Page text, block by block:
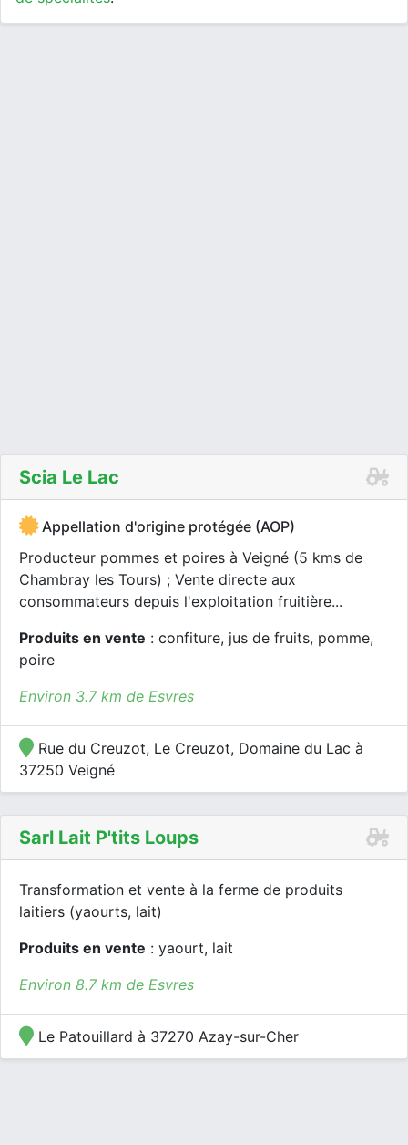
Scia Le Lac
Appellation d'origine protégée (AOP)
Producteur pommes et poires à Veigné (5 kms de
Chambray les Tours) ; Vente directe aux
consommateurs depuis l'exploitation fruitière...
Produits en vente : confiture, jus de fruits, pomme,
poire
Environ 3.7 km de Esvres
Rue du Creuzot, Le Creuzot, Domaine du Lac à
37250 Veigné
Sarl Lait P'tits Loups
Transformation et vente à la ferme de produits
laitiers (yaourts, lait)
Produits en vente : yaourt, lait
Environ 8.7 km de Esvres
Le Patouillard à 37270 Azay-sur-Cher